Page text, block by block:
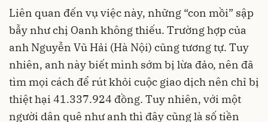
Liên quan đến vụ việc này, những “con mồi” sập
bẫy như chị Oanh không thiếu. Trường hợp của
anh Nguyễn Vũ Hải (Hà Nội) cũng tương tự. Tuy
nhiên, anh này biết mình sớm bị lừa đảo, nên đã
tìm mọi cách để rút khỏi cuộc giao dịch nên chỉ bị
thiệt hại 41.337.924 đồng. Tuy nhiên, với một
người dân quê như anh thì đây cũng là số tiền